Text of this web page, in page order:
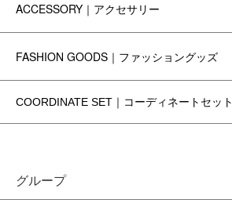
ACCESSORY｜アクセサリー
FASHION GOODS｜ファッショングッズ
COORDINATE SET｜コーディネートセット
グループ